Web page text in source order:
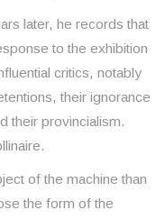
later, he records that
to the exhibition
critics, notably
their ignorance
their provincialism.
of the machine than
the form of the